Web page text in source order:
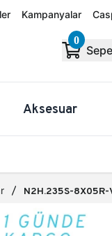
Kampanyalar
0
Aksesuar
N2H.235S-8X05R-